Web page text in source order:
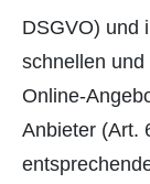
DSGVO) und
schnellen
Online-
Anbieter (Art.